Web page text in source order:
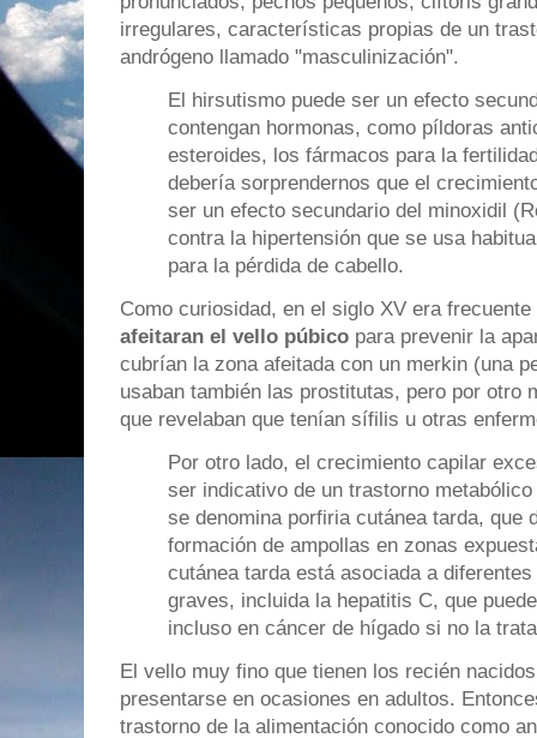
irregulares, características propias de un
andrógeno llamado "masculinización".
El hirsutismo puede ser un efecto
contengan hormonas, como píldoras
esteroides, los fármacos para la
debería sorprendernos que el
ser un efecto secundario del minoxidil
contra la hipertensión que se usa
para la pérdida de cabello.
Como curiosidad, en el siglo XV era
afeitaran el vello púbico para prevenir la
cubrían la zona afeitada con un merkin (una
usaban también las prostitutas, pero por otro
que revelaban que tenían sífilis u otras
Por otro lado, el crecimiento capilar
ser indicativo de un trastorno
se denomina porfiria cutánea tarda, que
formación de ampollas en zonas
cutánea tarda está asociada a
graves, incluida la hepatitis C, que
incluso en cáncer de hígado si no la
El vello muy fino que tienen los recién
presentarse en ocasiones en adultos.
trastorno de la alimentación conocido como